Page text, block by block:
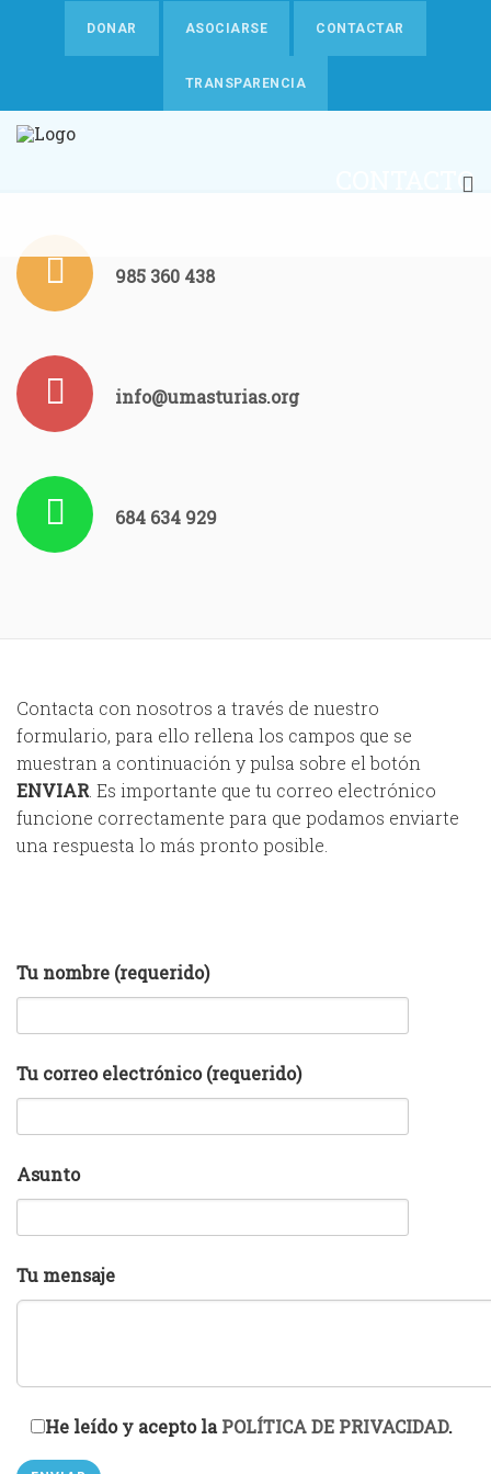
DONAR ASOCIARSE CONTACTAR
TRANSPARENCIA
CONTACTO
985 360 438
info@umasturias.org
684 634 929
Contacta con nosotros a través de nuestro
formulario, para ello rellena los campos que se
muestran a continuación y pulsa sobre el botón
ENVIAR. Es importante que tu correo electrónico
funcione correctamente para que podamos enviarte
una respuesta lo más pronto posible.
Tu nombre (requerido)
Tu correo electrónico (requerido)
Asunto
Tu mensaje
He leído y acepto laPOLÍTICA DE PRIVACIDAD.